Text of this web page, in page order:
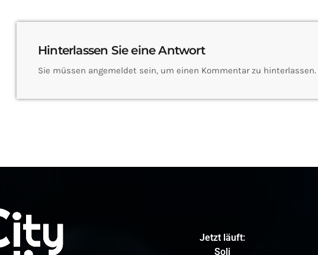
Hinterlassen Sie eine Antwort
Sie müssen angemeldet sein, um einen Kommentar zu hinterlassen.
Jetzt läuft:
Soli